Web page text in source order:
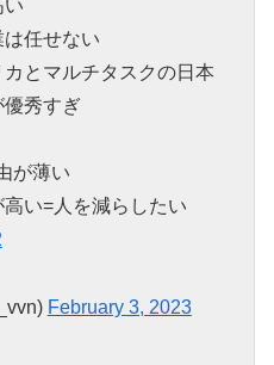
い
任せない
とマルチタスクの日本
優秀すぎ
が薄い
い=人を減らしたい
February 3, 2023